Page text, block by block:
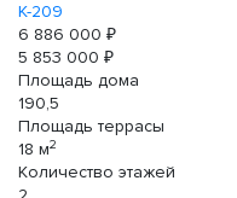
К-209
6 886 000 ₽
5 853 000 ₽
Площадь дома
190,5
Площадь террасы
18 м2
Количество этажей